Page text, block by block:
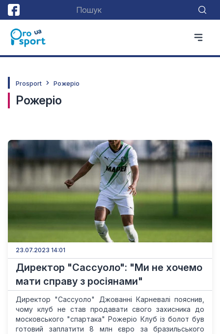
Prosport Рожеріо
Рожеріо
23.07.2023 14:01
Директор "Сассуоло": "Ми не хочемо
мати справу з росіянами"
Директор "Сассуоло" Джованні Карневалі пояснив,
чому клуб не став продавати свого захисника до
московського "спартака" Рожеріо Клуб із болот був
готовий заплатити 8 млн євро за бразильського